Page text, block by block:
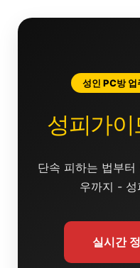
성인 PC방 업
성피가이
단속 피하는 법부
우까지 -
실시간